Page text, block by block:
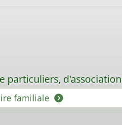
particuliers,
familiale